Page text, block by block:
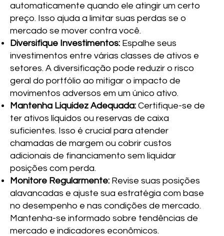
automaticamente quando ele atingir um certo
preço. Isso ajuda a limitar suas perdas se o
mercado se mover contra você.
Diversifique Investimentos: Espalhe seus
investimentos entre várias classes de ativos e
setores. A diversificação pode reduzir o risco
geral do portfólio ao mitigar o impacto de
movimentos adversos em um único ativo.
Mantenha Liquidez Adequada: Certifique-se de
ter ativos líquidos ou reservas de caixa
suficientes. Isso é crucial para atender
chamadas de margem ou cobrir custos
adicionais de financiamento sem liquidar
posições com perda.
Monitore Regularmente: Revise suas posições
alavancadas e ajuste sua estratégia com base
no desempenho e nas condições de mercado.
Mantenha-se informado sobre tendências de
mercado e indicadores econômicos.